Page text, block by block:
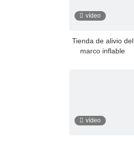
vídeo
Tienda de alivio del
marco inflable
vídeo